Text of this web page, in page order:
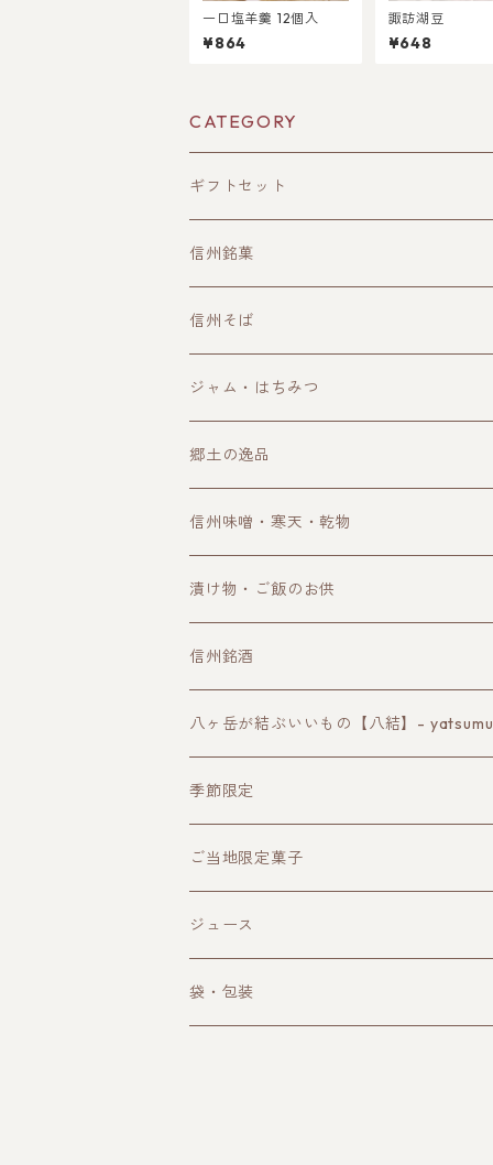
一口塩羊羹 12個入
¥864
諏訪湖豆
¥648
CATEGORY
ギフトセット
信州銘菓
洋菓子
和菓子
信州そば
ジャム・はちみつ
郷土の逸品
信州味噌・寒天・乾物
漬け物・ご飯のお供
信州銘酒
諏訪の地酒
長野ワイン
クラフトビール
その他お酒
八ヶ岳が結ぶいいもの【八結】-
季節限定
ご当地限定菓子
ジュース
袋・包装